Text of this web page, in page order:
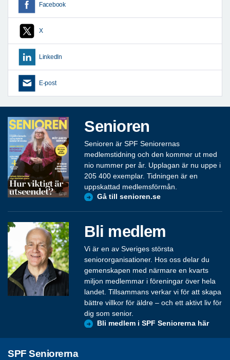
Facebook
X
LinkedIn
E-post
Senioren
Senioren är SPF Seniorernas
medlemstidning och den kommer ut med
nio nummer per år. Upplagan är nu uppe i
205 400 exemplar. Tidningen är en
uppskattad medlemsförmån.
Gå till senioren.se
Bli medlem
Vi är en av Sveriges största
seniororganisationer. Hos oss delar du
gemenskapen med närmare en kvarts
miljon medlemmar i föreningar över hela
landet. Tillsammans verkar vi för att skapa
bättre villkor för äldre – och ett aktivt liv för
dig som senior.
Bli medlem i SPF Seniorerna här
SPF Seniorerna